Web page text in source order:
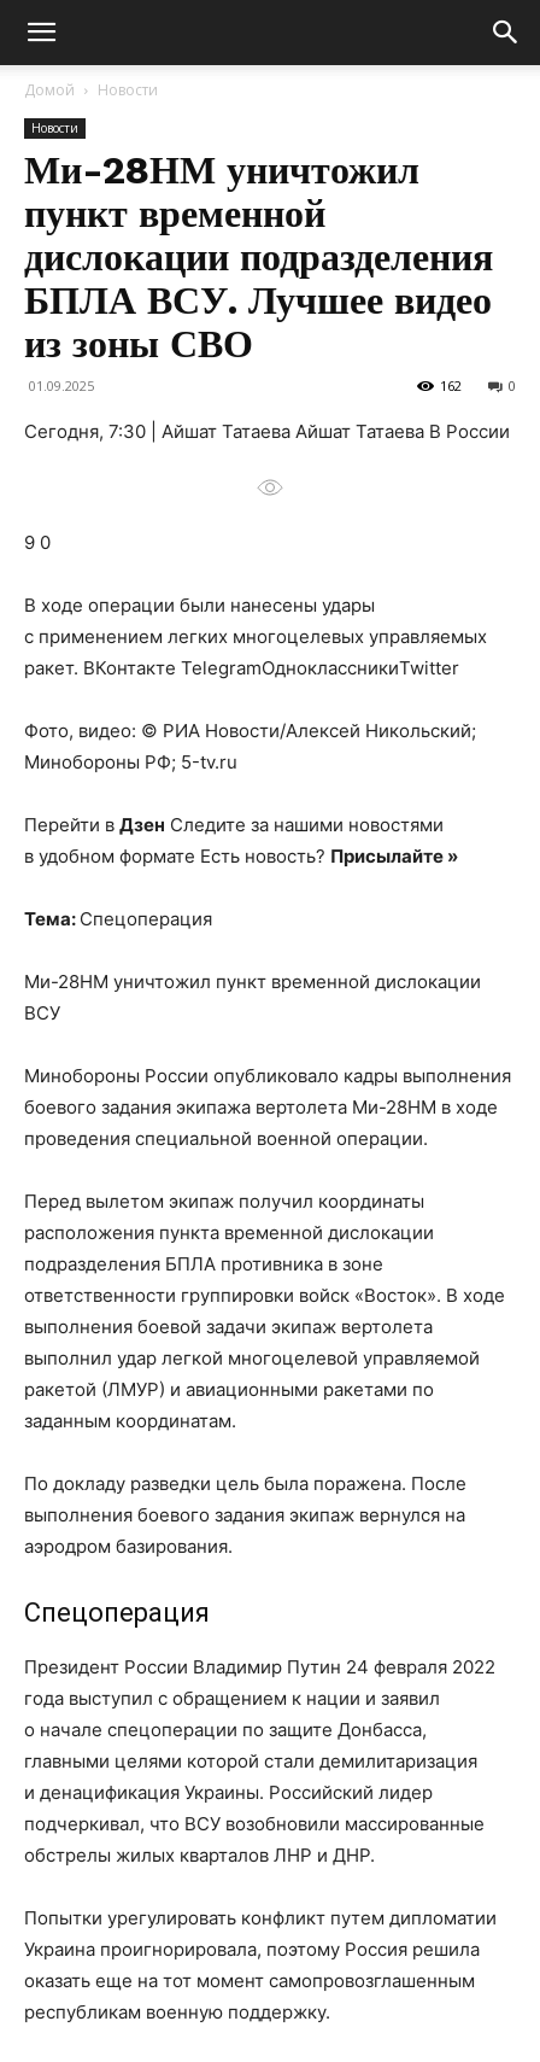
Домой Новости
Новости
Ми-28НМ уничтожил
пункт временной
дислокации подразделения
БПЛА ВСУ. Лучшее видео
из зоны СВО
01.09.2025 0
162
Сегодня, 7:30 | Айшат Татаева Айшат Татаева В России
9 0
В ходе операции были нанесены удары
с применением легких многоцелевых управляемых
ракет. ВКонтакте TelegramОдноклассникиTwitter
Фото, видео: © РИА Новости/Алексей Никольский;
Минобороны РФ; 5-tv.ru
Перейти в Дзен Следите за нашими новостями
в удобном формате Есть новость? Присылайте »
Тема: Спецоперация
Ми-28НМ уничтожил пункт временной дислокации
ВСУ
Минобороны России опубликовало кадры выполнения
боевого задания экипажа вертолета Ми-28НМ в ходе
проведения специальной военной операции.
Перед вылетом экипаж получил координаты
расположения пункта временной дислокации
подразделения БПЛА противника в зоне
ответственности группировки войск «Восток». В ходе
выполнения боевой задачи экипаж вертолета
выполнил удар легкой многоцелевой управляемой
ракетой (ЛМУР) и авиационными ракетами по
заданным координатам.
По докладу разведки цель была поражена. После
выполнения боевого задания экипаж вернулся на
аэродром базирования.
Спецоперация
Президент России Владимир Путин 24 февраля 2022
года выступил с обращением к нации и заявил
о начале спецоперации по защите Донбасса,
главными целями которой стали демилитаризация
и денацификация Украины. Российский лидер
подчеркивал, что ВСУ возобновили массированные
обстрелы жилых кварталов ЛНР и ДНР.
Попытки урегулировать конфликт путем дипломатии
Украина проигнорировала, поэтому Россия решила
оказать еще на тот момент самопровозглашенным
республикам военную поддержку.